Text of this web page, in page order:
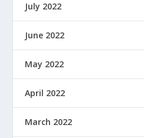
July 2022
June 2022
May 2022
April 2022
March 2022